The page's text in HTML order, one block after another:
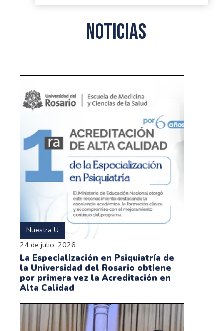
Noticias
Nuestra U
24 de julio, 2026
La Especialización en Psiquiatría de
la Universidad del Rosario obtiene
por primera vez la Acreditación en
Alta Calidad